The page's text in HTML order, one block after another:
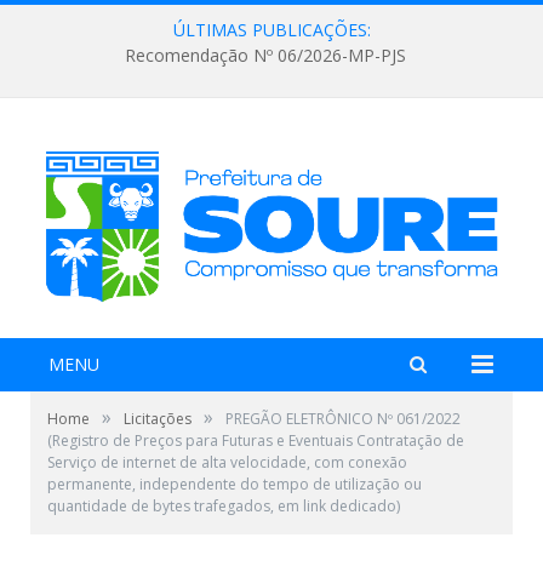
ÚLTIMAS PUBLICAÇÕES:
Recomendação Nº 06/2026-MP-PJS
MENU
Home » Licitações »
PREGÃO ELETRÔNICO Nº 061/2022
(Registro de Preços para Futuras e Eventuais Contratação de
Serviço de internet de alta velocidade, com conexão
permanente, independente do tempo de utilização ou
quantidade de bytes trafegados, em link dedicado)